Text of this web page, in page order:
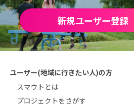
新規ユーザー登録
ユーザー(地域に行きたい人)の方
スマウトとは
プロジェクトをさがす